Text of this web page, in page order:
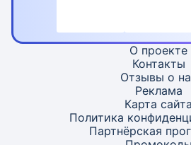
О проекте
Контакты
Отзывы о
Реклама
Карта сайта
Политика
Партнёрская